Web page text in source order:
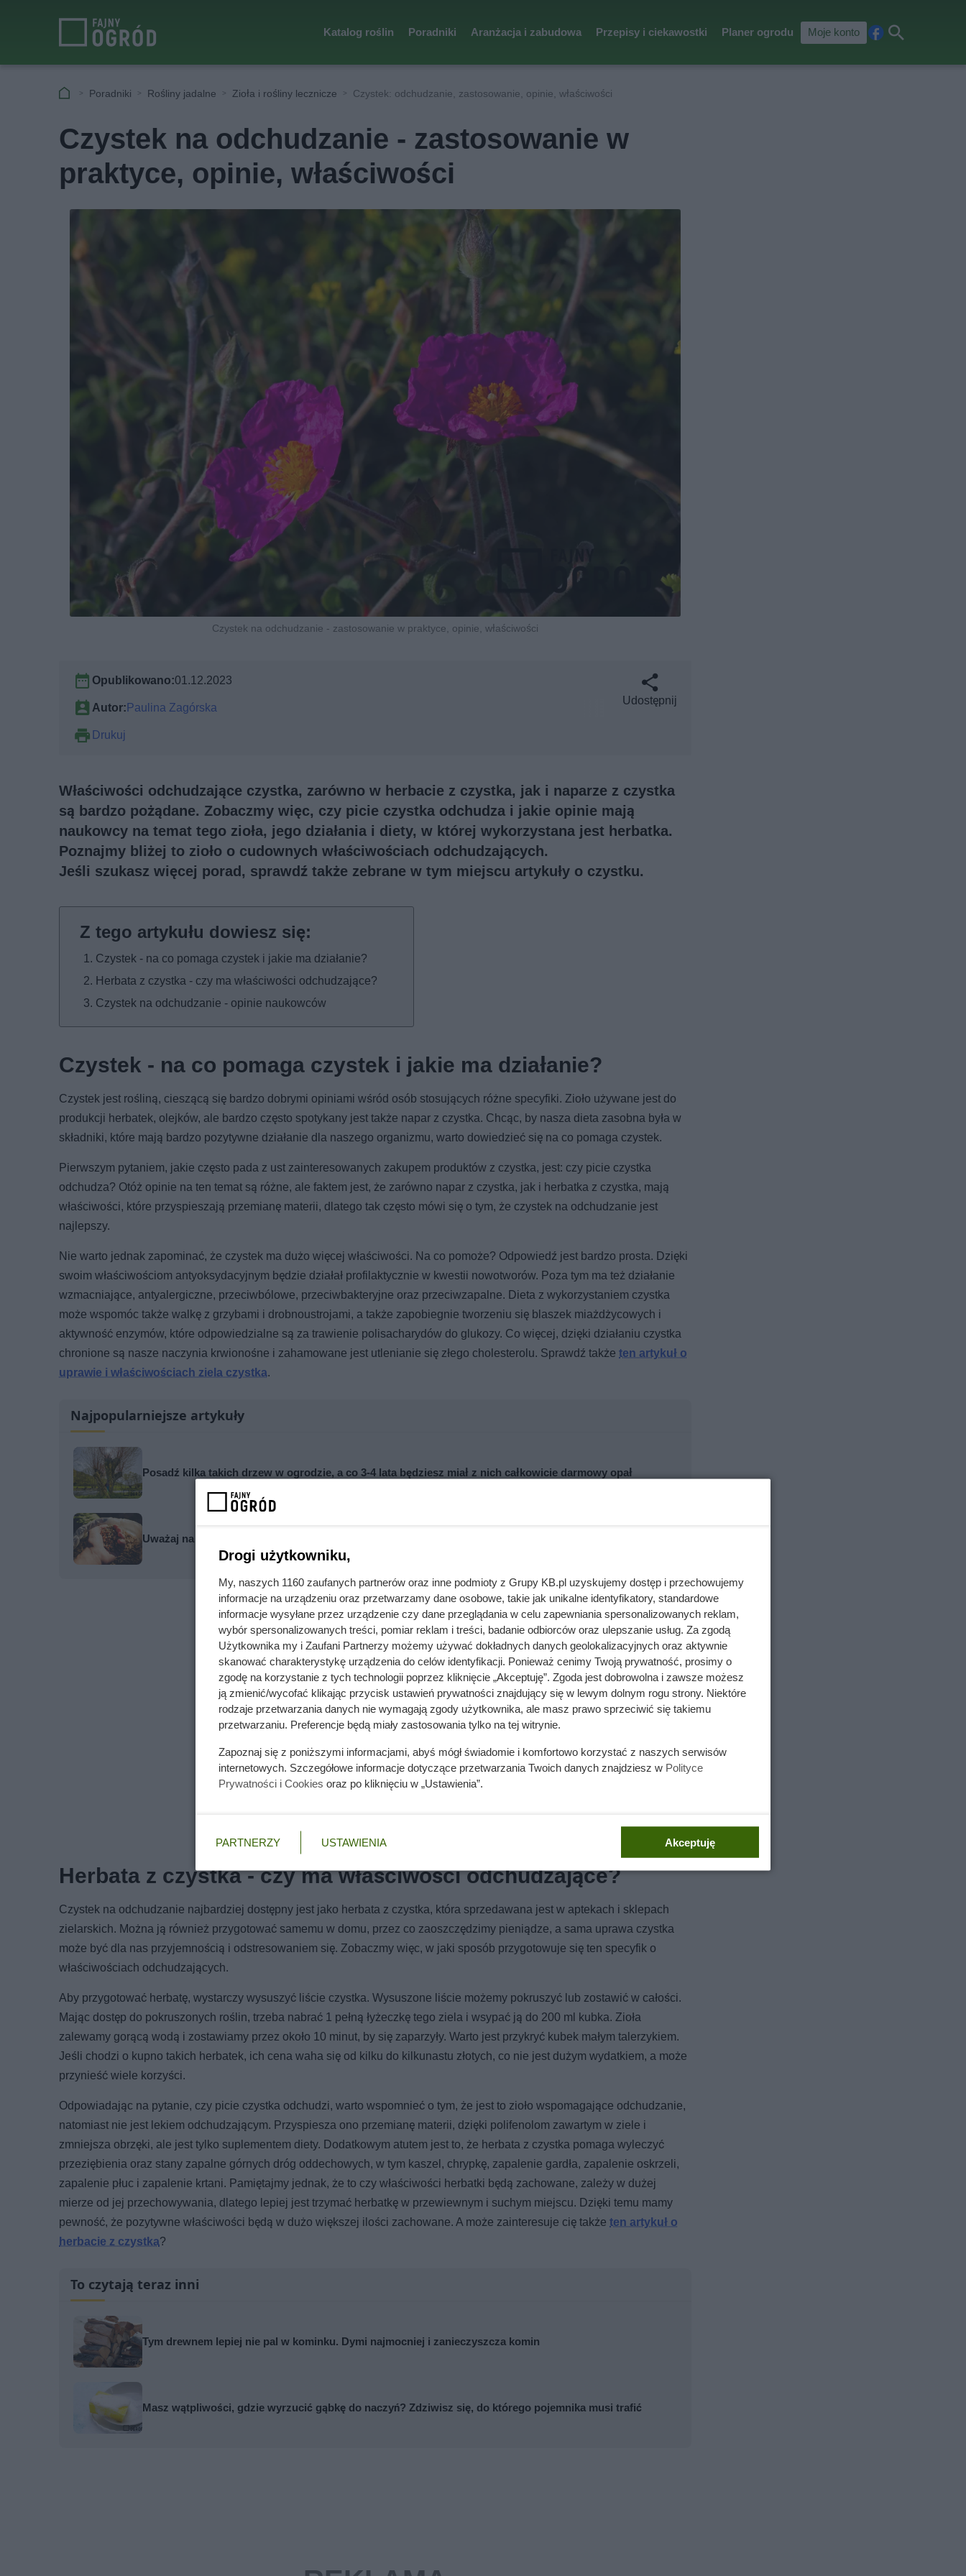
Katalog roślin Poradniki Aranżacja i zabudowa Przepisy i ciekawostki Planer ogrodu Moje konto
cebkaj
Poradniki Rośliny jadalne Zioła i rośliny lecznicze Czystek: odchudzanie, zastosowanie, opinie, właściwości
Czystek na odchudzanie - zastosowanie w
praktyce, opinie, właściwości
Czystek na odchudzanie - zastosowanie w praktyce, opinie, właściwości
Opublikowano:01.12.2023
Autor:Paulina Zagórska
Drukuj
Udostępnij
Właściwości odchudzające czystka, zarówno w herbacie z czystka, jak i naparze z czystka
są bardzo pożądane. Zobaczmy więc, czy picie czystka odchudza i jakie opinie mają
naukowcy na temat tego zioła, jego działania i diety, w której wykorzystana jest herbatka.
Poznajmy bliżej to zioło o cudownych właściwościach odchudzających.
Jeśli szukasz więcej porad, sprawdź także zebrane w tym miejscu artykuły o czystku.
Czystek - na co pomaga czystek i jakie ma działanie?
Herbata z czystka - czy ma właściwości odchudzające?
Czystek na odchudzanie - opinie naukowców
Czystek - na co pomaga czystek i jakie ma działanie?
Czystek jest rośliną, cieszącą się bardzo dobrymi opiniami wśród osób stosujących różne specyfiki. Zioło używane jest do
produkcji herbatek, olejków, ale bardzo często spotykany jest także napar z czystka. Chcąc, by nasza dieta zasobna była w
składniki, które mają bardzo pozytywne działanie dla naszego organizmu, warto dowiedzieć się na co pomaga czystek.
Pierwszym pytaniem, jakie często pada z ust zainteresowanych zakupem produktów z czystka, jest: czy picie czystka
odchudza? Otóż opinie na ten temat są różne, ale faktem jest, że zarówno napar z czystka, jak i herbatka z czystka, mają
właściwości, które przyspieszają przemianę materii, dlatego tak często mówi się o tym, że czystek na odchudzanie jest
najlepszy.
Nie warto jednak zapominać, że czystek ma dużo więcej właściwości. Na co pomoże? Odpowiedź jest bardzo prosta. Dzięki
swoim właściwościom antyoksydacyjnym będzie działał profilaktycznie w kwestii nowotworów. Poza tym ma też działanie
wzmacniające, antyalergiczne, przeciwbólowe, przeciwbakteryjne oraz przeciwzapalne. Dieta z wykorzystaniem czystka
może wspomóc także walkę z grzybami i drobnoustrojami, a także zapobiegnie tworzeniu się blaszek miażdżycowych i
aktywność enzymów, które odpowiedzialne są za trawienie polisacharydów do glukozy. Co więcej, dzięki działaniu czystka
chronione są nasze naczynia krwionośne i zahamowane jest utlenianie się złego cholesterolu. Sprawdź także ten artykuł o
uprawie i właściwościach ziela czystka.
Najpopularniejsze artykuły
Posadź kilka takich drzew w ogrodzie, a co 3-4 lata będziesz miał z nich całkowicie darmowy opał
Uważaj na ten pellet. Może zablokować kocioł, a nawet spowodować pożar
Herbata z czystka - czy ma właściwości odchudzające?
Czystek na odchudzanie najbardziej dostępny jest jako herbata z czystka, która sprzedawana jest w aptekach i sklepach
zielarskich. Można ją również przygotować samemu w domu, przez co zaoszczędzimy pieniądze, a sama uprawa czystka
może być dla nas przyjemnością i odstresowaniem się. Zobaczmy więc, w jaki sposób przygotowuje się ten specyfik o
właściwościach odchudzających.
Aby przygotować herbatę, wystarczy wysuszyć liście czystka. Wysuszone liście możemy pokruszyć lub zostawić w całości.
Mając dostęp do pokruszonych roślin, trzeba nabrać 1 pełną łyżeczkę tego ziela i wsypać ją do 200 ml kubka. Zioła
zalewamy gorącą wodą i zostawiamy przez około 10 minut, by się zaparzyły. Warto jest przykryć kubek małym talerzykiem.
Jeśli chodzi o kupno takich herbatek, ich cena waha się od kilku do kilkunastu złotych, co nie jest dużym wydatkiem, a może
przynieść wiele korzyści.
Odpowiadając na pytanie, czy picie czystka odchudzi, warto wspomnieć o tym, że jest to zioło wspomagające odchudzanie,
natomiast nie jest lekiem odchudzającym. Przyspiesza ono przemianę materii, dzięki polifenolom zawartym w ziele i
zmniejsza obrzęki, ale jest tylko suplementem diety. Dodatkowym atutem jest to, że herbata z czystka pomaga wyleczyć
przeziębienia oraz stany zapalne górnych dróg oddechowych, w tym kaszel, chrypkę, zapalenie gardła, zapalenie oskrzeli,
zapalenie płuc i zapalenie krtani. Pamiętajmy jednak, że to czy właściwości herbatki będą zachowane, zależy w dużej
mierze od jej przechowywania, dlatego lepiej jest trzymać herbatkę w przewiewnym i suchym miejscu. Dzięki temu mamy
pewność, że pozytywne właściwości będą w dużo większej ilości zachowane. A może zainteresuje cię także ten artykuł o
herbacie z czystka?
To czytają teraz inni
Tym drewnem lepiej nie pal w kominku. Dymi najmocniej i zanieczyszcza komin
Masz wątpliwości, gdzie wyrzucić gąbkę do naczyń? Zdziwisz się, do którego pojemnika musi trafić
Drogi użytkowniku,
My, naszych 1160 zaufanych partnerów oraz inne podmioty z Grupy KB.pl uzyskujemy dostęp i przechowujemy
informacje na urządzeniu oraz przetwarzamy dane osobowe, takie jak unikalne identyfikatory, standardowe
informacje wysyłane przez urządzenie czy dane przeglądania w celu zapewniania spersonalizowanych reklam,
wybór spersonalizowanych treści, pomiar reklam i treści, badanie odbiorców oraz ulepszanie usług. Za zgodą
Użytkownika my i Zaufani Partnerzy możemy używać dokładnych danych geolokalizacyjnych oraz aktywnie
skanować charakterystykę urządzenia do celów identyfikacji. Ponieważ cenimy Twoją prywatność, prosimy o
zgodę na korzystanie z tych technologii poprzez kliknięcie „Akceptuję”. Zgoda jest dobrowolna i zawsze możesz
ją zmienić/wycofać klikając przycisk ustawień prywatności znajdujący się w lewym dolnym rogu strony. Niektóre
rodzaje przetwarzania danych nie wymagają zgody użytkownika, ale masz prawo sprzeciwić się takiemu
przetwarzaniu. Preferencje będą miały zastosowania tylko na tej witrynie.
Zapoznaj się z poniższymi informacjami, abyś mógł świadomie i komfortowo korzystać z naszych serwisów
internetowych. Szczegółowe informacje dotyczące przetwarzania Twoich danych znajdziesz w Polityce
Prywatności i Cookies oraz po kliknięciu w „Ustawienia”.
PARTNERZY USTAWIENIA Akceptuję